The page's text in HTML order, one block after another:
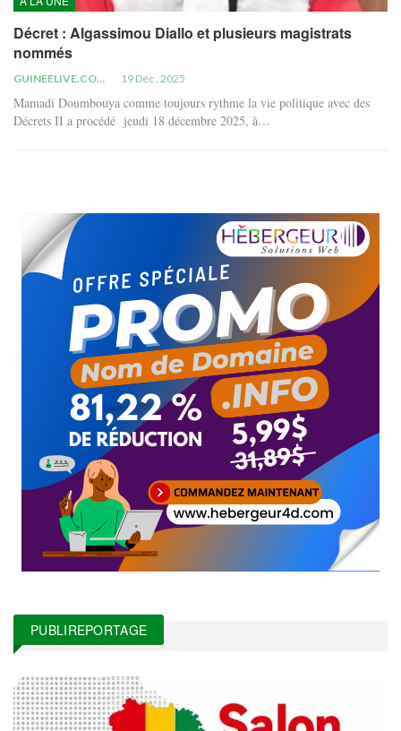
Décret : Algassimou Diallo et plusieurs magistrats
nommés
GUINEELIVE.COM 19 Déc , 2025
Mamadi Doumbouya comme toujours rythme la vie politique avec des
Décrets II a procédé jeudi 18 décembre 2025, à…
PUBLIREPORTAGE